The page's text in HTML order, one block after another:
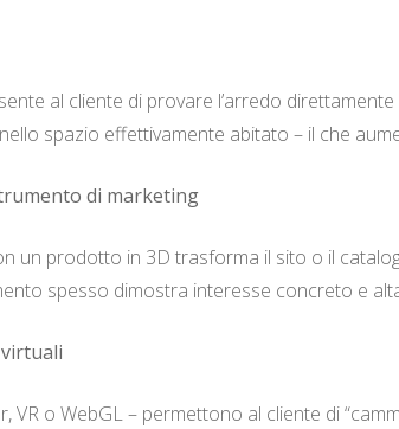
al cliente di provare l’arredo
spazio effettivamente abitato – il che
di marketing
un prodotto in 3D trasforma il sito o il
spesso dimostra interesse concreto e
VR o WebGL – permettono al cliente di